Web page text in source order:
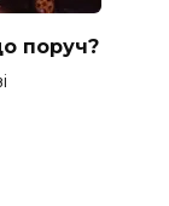
поруч?